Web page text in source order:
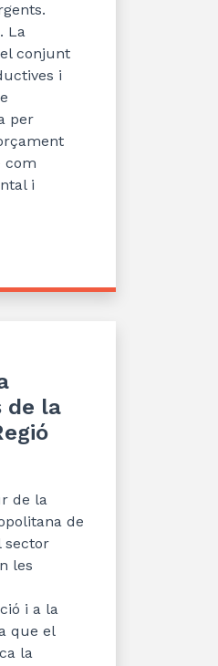
.
La
conjunt
i
per
com
i
de la
de la
de
sector
les
i a la
que el
la